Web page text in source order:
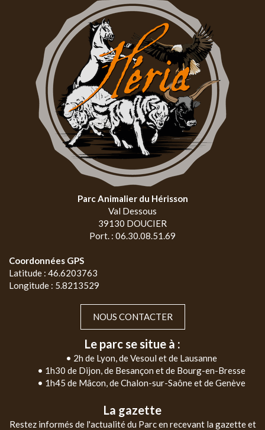
Parc Animalier du Hérisson
Val Dessous
39130 DOUCIER
Port. : 06.30.08.51.69
Coordonnées GPS
Latitude : 46.6203763
Longitude : 5.8213529
NOUS CONTACTER
Le parc se situe à :
• 2h de Lyon, de Vesoul et de Lausanne
• 1h30 de Dijon, de Besançon et de Bourg-en-Bresse
• 1h45 de Mâcon, de Chalon-sur-Saône et de Genève
La gazette
Restez informés de l'actualité du Parc en recevant la gazette et